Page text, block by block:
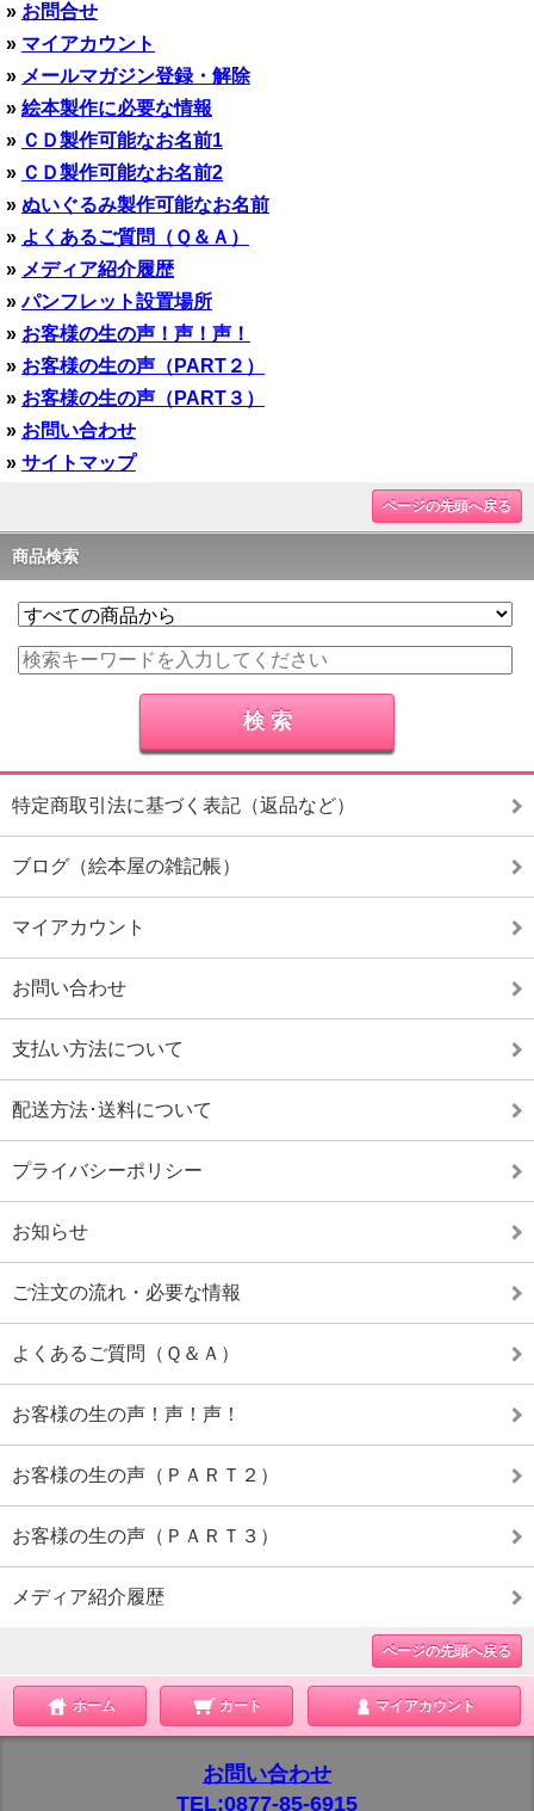
» お問合せ
» マイアカウント
» メールマガジン登録・解除
» 絵本製作に必要な情報
» ＣＤ製作可能なお名前1
» ＣＤ製作可能なお名前2
» ぬいぐるみ製作可能なお名前
» よくあるご質問（Ｑ＆Ａ）
» メディア紹介履歴
»パンフレット設置場所
» お客様の生の声！声！声！
» お客様の生の声（PART２）
» お客様の生の声（PART３）
» お問い合わせ
» サイトマップ
ページの先頭へ戻る
商品検索
特定商取引法に基づく表記（返品など）
ブログ（絵本屋の雑記帳）
マイアカウント
お問い合わせ
支払い方法について
配送方法･送料について
プライバシーポリシー
お知らせ
ご注文の流れ・必要な情報
よくあるご質問（Ｑ＆Ａ）
お客様の生の声！声！声！
お客様の生の声（ＰＡＲＴ２）
お客様の生の声（ＰＡＲＴ３）
メディア紹介履歴
ページの先頭へ戻る
ホーム カート マイアカウント
お問い合わせ
TEL:0877-85-6915